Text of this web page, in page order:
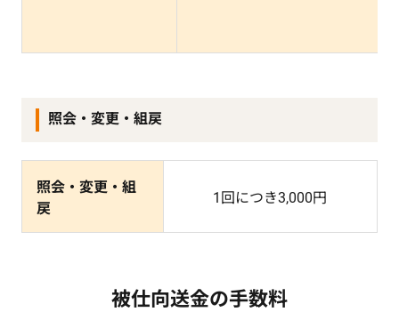
照会・変更・組戻
照会・変更・組
戻
1回につき3,000円
被仕向送金の手数料